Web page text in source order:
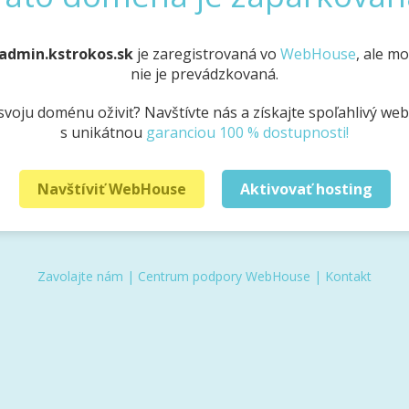
admin.kstrokos.skje zaregistrovaná vo WebHouse, ale
nie je prevádzkovaná.
doménu oživiť? Navštívte nás a získajte spoľahlivý
s unikátnou garanciou 100 % dostupnosti!
Navštíviť WebHouse Aktivovať hosting
Zavolajte nám | Centrum podpory WebHouse | Kontakt